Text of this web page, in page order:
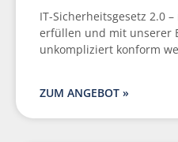
IT-Sicherheitsgesetz 2.0
erfüllen und mit unserer
unkompliziert konform
ZUM ANGEBOT »